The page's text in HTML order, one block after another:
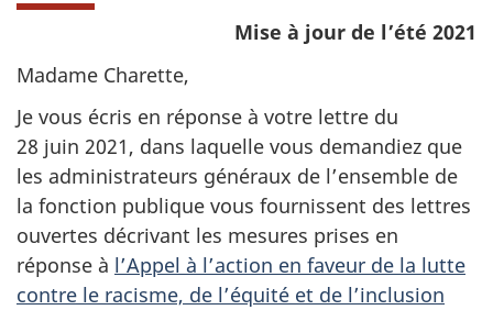
Mise à jour de l’été 2021
Madame Charette,
Je vous écris en réponse à votre lettre du
28 juin 2021, dans laquelle vous demandiez que
les administrateurs généraux de l’ensemble de
la fonction publique vous fournissent des lettres
ouvertes décrivant les mesures prises en
réponse à l’Appel à l’action en faveur de la lutte
contre le racisme, de l’équité et de l’inclusion